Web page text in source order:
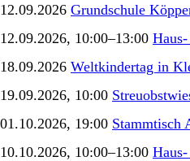
12.09.2026 Grundschule
12.09.2026, 10:00–13:00
18.09.2026 Weltkindertag in
19.09.2026, 10:00
01.10.2026, 19:00 Stammtisch
10.10.2026, 10:00–13:00